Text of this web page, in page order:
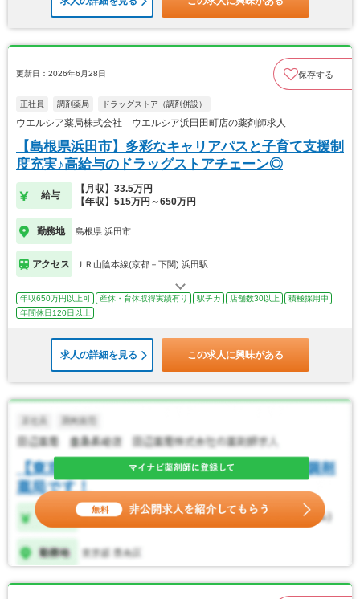
更新日：2026年6月28日 保存する
正社員 調剤薬局 ドラッグストア（調剤併設）
ウエルシア薬局株式会社 ウエルシア浜田田町店の薬剤師求人
【島根県浜田市】多彩なキャリアパスと子育て支援制
度充実♪高給与のドラッグストアチェーン◎
給与
【月収】33.5万円
【年収】515万円～650万円
勤務地 島根県 浜田市
アクセス ＪＲ山陰本線(京都－下関) 浜田駅
年収650万円以上可 産休・育休取得実績有り 駅チカ 店舗数30以上
積極採用中
年間休日120日以上
求人の詳細を見る この求人に興味がある